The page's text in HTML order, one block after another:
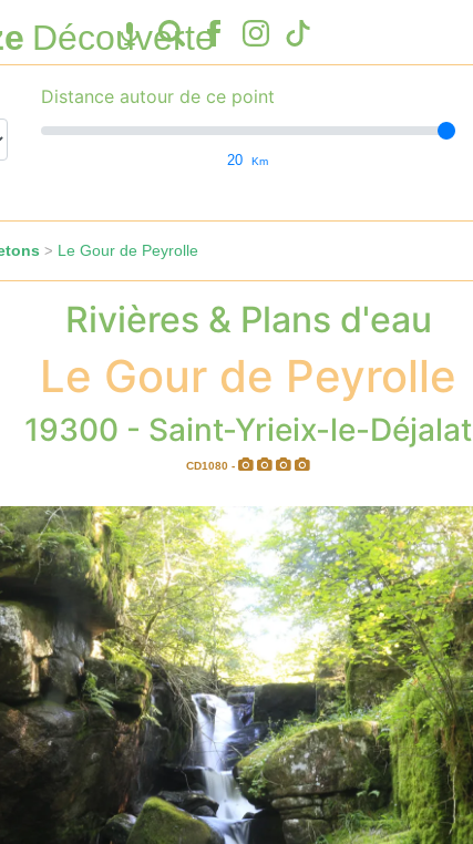
Découverte
Distance autour de ce point
20 Km
> Le Gour de Peyrolle
Rivières & Plans d'eau
Le Gour de Peyrolle
19300 - Saint-Yrieix-le-Déjalat
CD1080 -